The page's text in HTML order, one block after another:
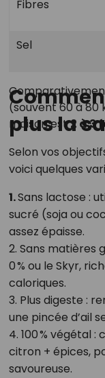
Fibres
Sel
(souvent 60 à
maison est2 à 3
plus la
Selon vos
voici quelques
1.Sans lactose :
sucré (soja ou
assez épaisse.
2. Sans matières
0 % ou le Skyr,
caloriques.
3. Plus digeste :
une pincée d’ail
4. 100 % végétal
citron + épices,
savoureuse.